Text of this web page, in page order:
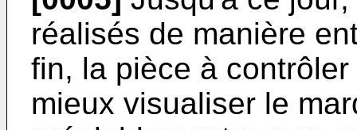
réalisés de manière
fin, la pièce à
mieux visualiser le